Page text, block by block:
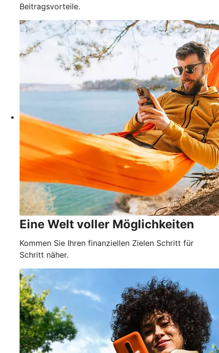
Beitragsvorteile.
Eine Welt voller Möglichkeiten
Kommen Sie Ihren finanziellen Zielen Schritt für
Schritt näher.